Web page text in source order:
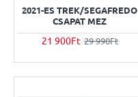
2021-ES TREK/SEGAFREDO
CSAPAT MEZ
21 900Ft 29 990Ft